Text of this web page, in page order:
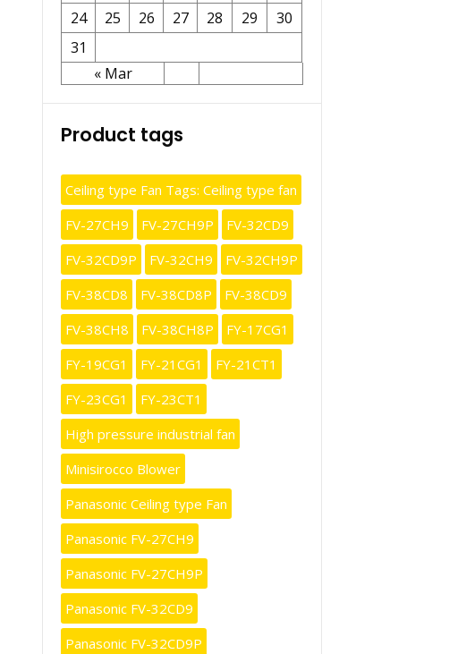
24
25 26 27 28 29
30
31
« Mar
Product tags
Ceiling type Fan Tags: Ceiling type fan
FV-27CH9
FV-27CH9P
FV-32CD9
FV-32CD9P
FV-32CH9
FV-32CH9P
FV-38CD8
FV-38CD8P
FV-38CD9
FV-38CH8
FV-38CH8P
FY-17CG1
FY-19CG1
FY-21CG1
FY-21CT1
FY-23CG1
FY-23CT1
High pressure industrial fan
Minisirocco Blower
Panasonic Ceiling type Fan
Panasonic FV-27CH9
Panasonic FV-27CH9P
Panasonic FV-32CD9
Panasonic FV-32CD9P